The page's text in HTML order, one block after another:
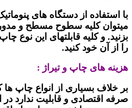
با استفاده از دستگاه های
میتوان کلیه سطوح مسطح و
بزنید. و کلیه قابلتهای این نوع
را از آن خود کنید.
هزینه های چاپ و تیراژ :
بر خلاف بسیاری از انواع چاپ ها
صرفه اقتصادی و قابلیت ندارد